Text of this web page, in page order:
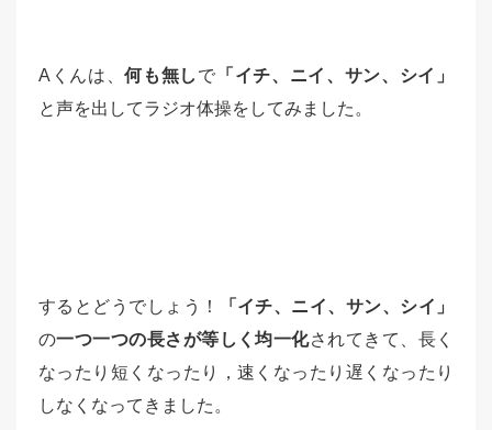
Aくんは、何も無し で 「イチ、ニイ、サン、シイ」
と声を出してラジオ体操をしてみました。
するとどうでしょう！
「イチ、ニイ、サン、シイ」
の一つ一つの長さが等しく均一化されてきて、長く
なったり短くなったり，速くなったり遅くなったり
しなくなってきました。